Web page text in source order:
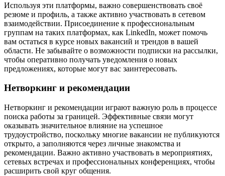
Используя эти платформы, важно совершенствовать своё
резюме и профиль, а также активно участвовать в сетевом
взаимодействии. Присоединение к профессиональным
группам на таких платформах, как LinkedIn, может помочь
вам остаться в курсе новых вакансий и трендов в вашей
области. Не забывайте о возможности подписки на рассылки,
чтобы оперативно получать уведомления о новых
предложениях, которые могут вас заинтересовать.
Нетворкинг и рекомендации
Нетворкинг и рекомендации играют важную роль в процессе
поиска работы за границей. Эффективные связи могут
оказывать значительное влияние на успешное
трудоустройство, поскольку многие вакансии не публикуются
открыто, а заполняются через личные знакомства и
рекомендации. Важно активно участвовать в мероприятиях,
сетевых встречах и профессиональных конференциях, чтобы
расширить свой круг общения.